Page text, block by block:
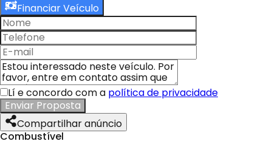
Financiar Veículo
Lí e concordo com a política de privacidade
Enviar Proposta
Compartilhar anúncio
Combustível